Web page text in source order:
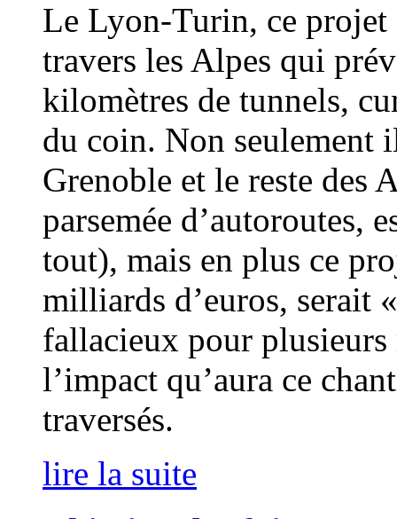
Le Lyon-Turin, ce
travers les Alpes qui
kilomètres de tunnels,
du coin. Non seulement
Grenoble et le reste des
parsemée d’autoroutes,
tout), mais en plus ce
milliards d’euros, serait
fallacieux pour
l’impact qu’aura ce
traversés.
lire la suite